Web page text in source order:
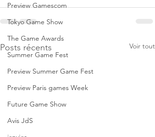
Preview Gamescom
Tokyo Game Show
The Game Awards
Summer Game Fest
Preview Summer Game Fest
Preview Paris games Week
Future Game Show
Avis JdS
Posts récents Voir tout